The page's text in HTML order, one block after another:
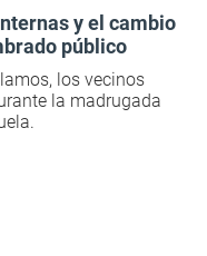
y el cambio
público
los vecinos
la madrugada